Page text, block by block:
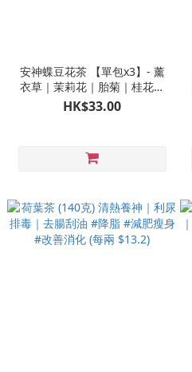
安神蝶豆花茶 【單包x3】- 薰
衣草｜茉莉花｜胎菊｜桂花｜
蝶豆花 - #改善失眠 #舒緩壓力
及偏頭痛 #舒緩緊張情緒 #明目
HK$33.00